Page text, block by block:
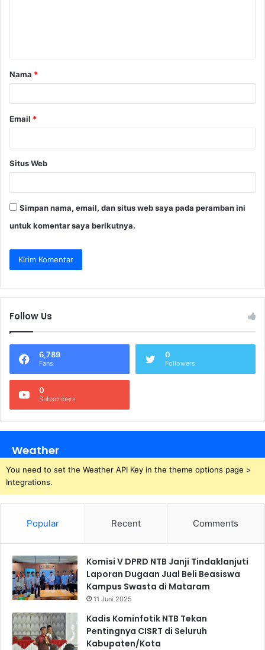
a
r
Nama *
Email *
Situs Web
Simpan nama, email, dan situs web saya pada peramban ini
untuk komentar saya berikutnya.
Follow Us
6,789
Fans
0
Followers
0
Subscribers
Weather
You need to set the Weather API Key in the theme options page >
Integrations.
Popular Recent Comments
Komisi V DPRD NTB Janji Tindaklanjuti
Laporan Dugaan Jual Beli Beasiswa
Kampus Swasta di Mataram
11 Juni 2025
Kadis Kominfotik NTB Tekan
Pentingnya CISRT di Seluruh
Kabupaten/Kota